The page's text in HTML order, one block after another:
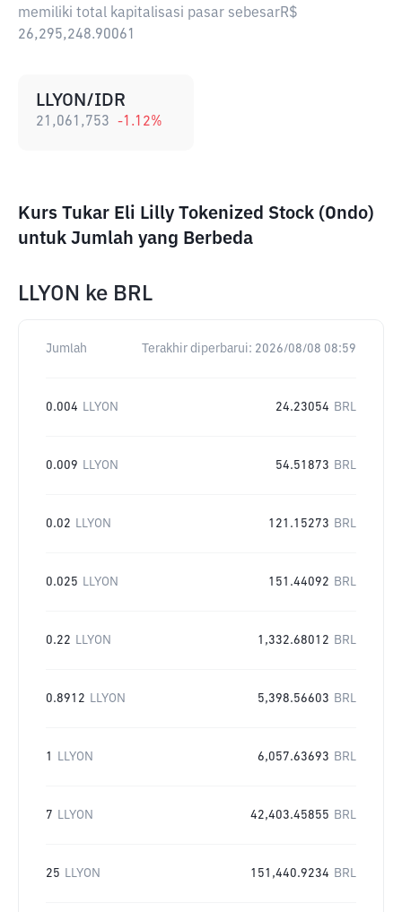
memiliki total kapitalisasi pasar sebesarR$
26,295,248.90061
LLYON/IDR
21,061,753 -1.12%
Kurs Tukar Eli Lilly Tokenized Stock (Ondo)
untuk Jumlah yang Berbeda
LLYON ke BRL
Jumlah Terakhir diperbarui: 2026/08/08 08:59
0.004 LLYON 24.23054 BRL
0.009 LLYON 54.51873 BRL
0.02 LLYON 121.15273 BRL
0.025 LLYON 151.44092 BRL
0.22 LLYON 1,332.68012 BRL
0.8912 LLYON 5,398.56603 BRL
1 LLYON 6,057.63693 BRL
7 LLYON 42,403.45855 BRL
25 LLYON 151,440.9234 BRL